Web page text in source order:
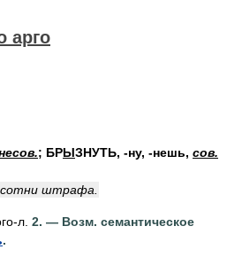
арго
; БРЫЗНУТЬ, -ну, -нешь, сов.
штрафа.
л. 2. — Возм. семантическое
.